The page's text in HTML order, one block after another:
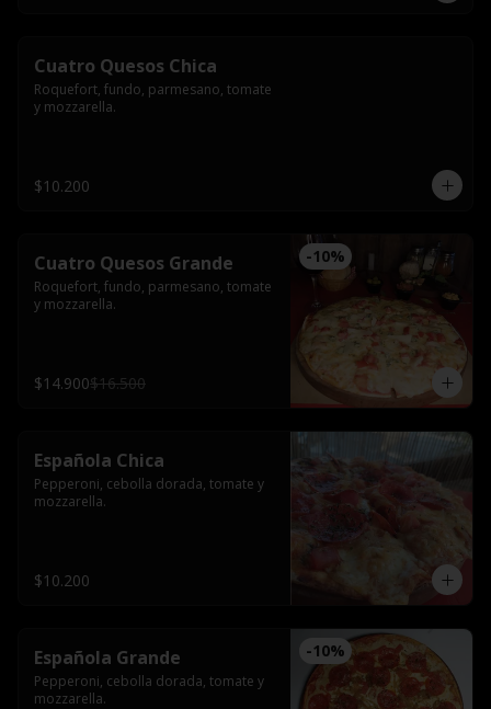
Cuatro Quesos Chica
Roquefort, fundo, parmesano, tomate
y mozzarella.
$10.200
-10%
Cuatro Quesos Grande
Roquefort, fundo, parmesano, tomate
y mozzarella.
$14.900$16.500
Española Chica
Pepperoni, cebolla dorada, tomate y
mozzarella.
$10.200
-10%
Española Grande
Pepperoni, cebolla dorada, tomate y
mozzarella.